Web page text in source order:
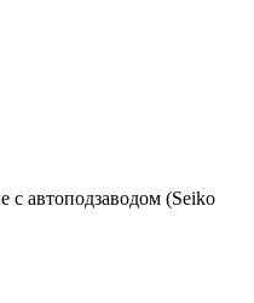
с автоподзаводом (Seiko